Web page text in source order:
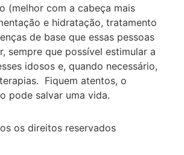
(melhor com a cabeça mais
e hidratação, tratamento
de base que essas pessoas
sempre que possível estimular a
idosos e, quando necessário,
Fiquem atentos, o
pode salvar uma vida.
os direitos reservados